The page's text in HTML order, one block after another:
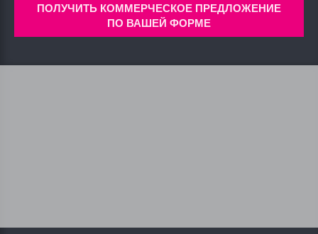
ПОЛУЧИТЬ КОММЕРЧЕСКОЕ ПРЕДЛОЖЕНИЕ
ПО ВАШЕЙ ФОРМЕ